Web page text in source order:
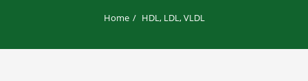
Home HDL, LDL, VLDL